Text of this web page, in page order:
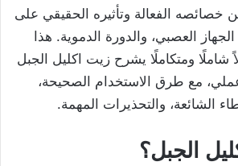
خصائصه الفعالة وتأثيره الحقيقي على
العصبي، والدورة الدموية. هذا
شاملًا ومتكاملًا يشرح زيت اكليل الجبل
مع طرق الاستخدام الصحيحة،
الشائعة، والتحذيرات المهمة.
الجبل؟